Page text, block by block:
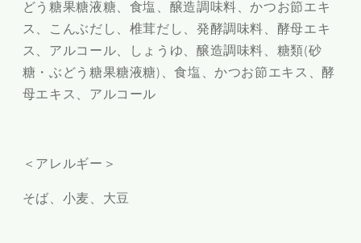
どう糖果糖液糖、食塩、醸造調味料、かつお節エキ
ス、こんぶだし、椎茸だし、発酵調味料、酵母エキ
ス、アルコール、しょうゆ、醸造調味料、糖類(砂
糖・ぶどう糖果糖液糖)、食塩、かつお節エキス、酵
母エキス、アルコール
＜アレルギー＞
そば、小麦、大豆